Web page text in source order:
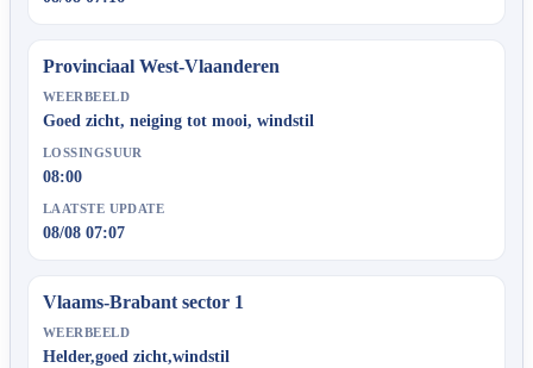
Provinciaal West-Vlaanderen
WEERBEELD
Goed zicht, neiging tot mooi, windstil
LOSSINGSUUR
08:00
LAATSTE UPDATE
08/08 07:07
Vlaams-Brabant sector 1
WEERBEELD
Helder,goed zicht,windstil